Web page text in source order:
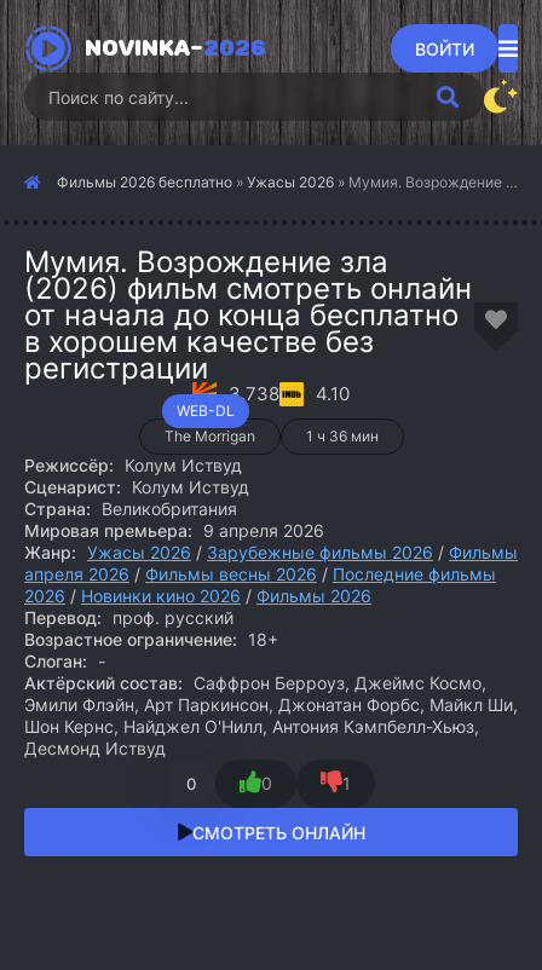
NOVINKA-2026 ВОЙТИ
Фильмы 2026 бесплатно » Ужасы 2026 » Мумия. Возрождение зла (2026)
Мумия. Возрождение зла
(2026) фильм смотреть онлайн
от начала до конца бесплатно
в хорошем качестве без
регистрации
WEB-DL
3.738 4.10
The Morrigan 1 ч 36 мин
Режиссёр:
Колум Иствуд
Сценарист:
Колум Иствуд
Страна:
Великобритания
Мировая премьера:
9 апреля 2026
Жанр: Ужасы 2026 / Зарубежные фильмы 2026 / Фильмы
апреля 2026 / Фильмы весны 2026 / Последние фильмы
2026 / Новинки кино 2026 / Фильмы 2026
Перевод:
проф. русский
Возрастное ограничение:
18+
Слоган:
-
Актёрский состав:
Саффрон Берроуз, Джеймс Космо,
Эмили Флэйн, Арт Паркинсон, Джонатан Форбс, Майкл Ши,
Шон Кернс, Найджел О'Нилл, Антония Кэмпбелл-Хьюз,
Десмонд Иствуд
0 0 1
СМОТРЕТЬ ОНЛАЙН